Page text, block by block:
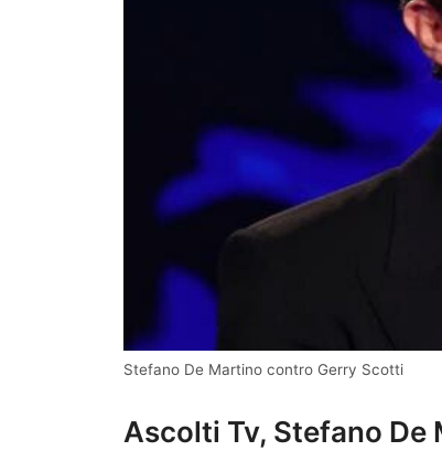
Stefano De Martino contro Gerry Scotti
Ascolti Tv, Stefano De